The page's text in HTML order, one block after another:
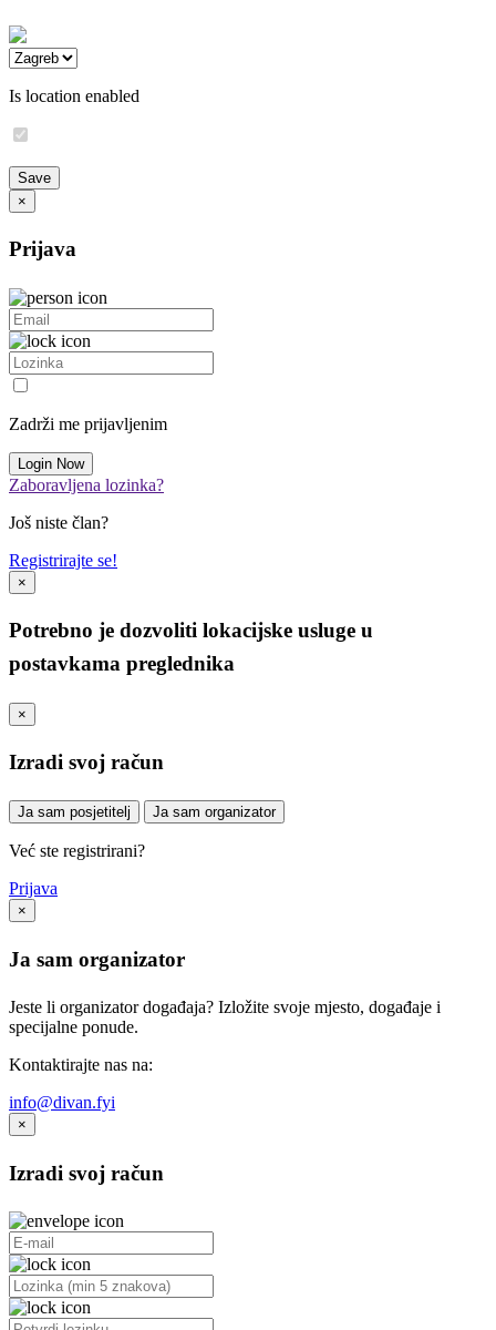
Is location enabled
×
Prijava
Zadrži me prijavljenim
Zaboravljena lozinka?
Još niste član?
Registrirajte se!
×
Potrebno je dozvoliti lokacijske usluge u
postavkama preglednika
×
Izradi svoj račun
Ja sam posjetitelj Ja sam organizator
Već ste registrirani?
Prijava
×
Ja sam organizator
Jeste li organizator događaja? Izložite svoje mjesto, događaje i
specijalne ponude.
Kontaktirajte nas na:
info@divan.fyi
×
Izradi svoj račun